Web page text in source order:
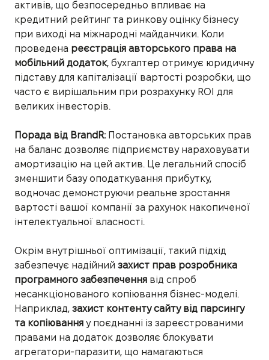
активів, що безпосередньо впливає на
кредитний рейтинг та ринкову оцінку бізнесу
при виході на міжнародні майданчики. Коли
проведена реєстрація авторського права на
мобільний додаток, бухгалтер отримує юридичну
підставу для капіталізації вартості розробки, що
часто є вирішальним при розрахунку ROI для
великих інвесторів.
Порада від BrandR:Постановка авторських прав
на баланс дозволяє підприємству нараховувати
амортизацію на цей актив. Це легальний спосіб
зменшити базу оподаткування прибутку,
водночас демонструючи реальне зростання
вартості вашої компанії за рахунок накопиченої
інтелектуальної власності.
Окрім внутрішньої оптимізації, такий підхід
забезпечує надійний захист прав розробника
програмного забезпечення від спроб
несанкціонованого копіювання бізнес-моделі.
Наприклад, захист контенту сайту від парсингу
та копіювання у поєднанні із зареєстрованими
правами на додаток дозволяє блокувати
агрегатори-паразити, що намагаються